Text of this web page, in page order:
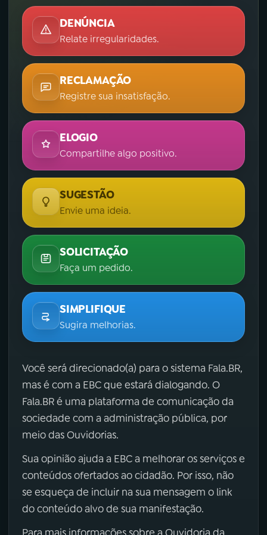
DENÚNCIA
Relate irregularidades.
RECLAMAÇÃO
Registre sua insatisfação.
ELOGIO
Compartilhe algo positivo.
SUGESTÃO
Envie uma ideia.
SOLICITAÇÃO
Faça um pedido.
SIMPLIFIQUE
Sugira melhorias.
Você será direcionado(a) para o sistema Fala.BR,
mas é com a EBC que estará dialogando. O
Fala.BR é uma plataforma de comunicação da
sociedade com a administração pública, por
meio das Ouvidorias.
Sua opinião ajuda a EBC a melhorar os serviços e
conteúdos ofertados ao cidadão. Por isso, não
se esqueça de incluir na sua mensagem o link
do conteúdo alvo de sua manifestação.
Para mais informações sobre a Ouvidoria da